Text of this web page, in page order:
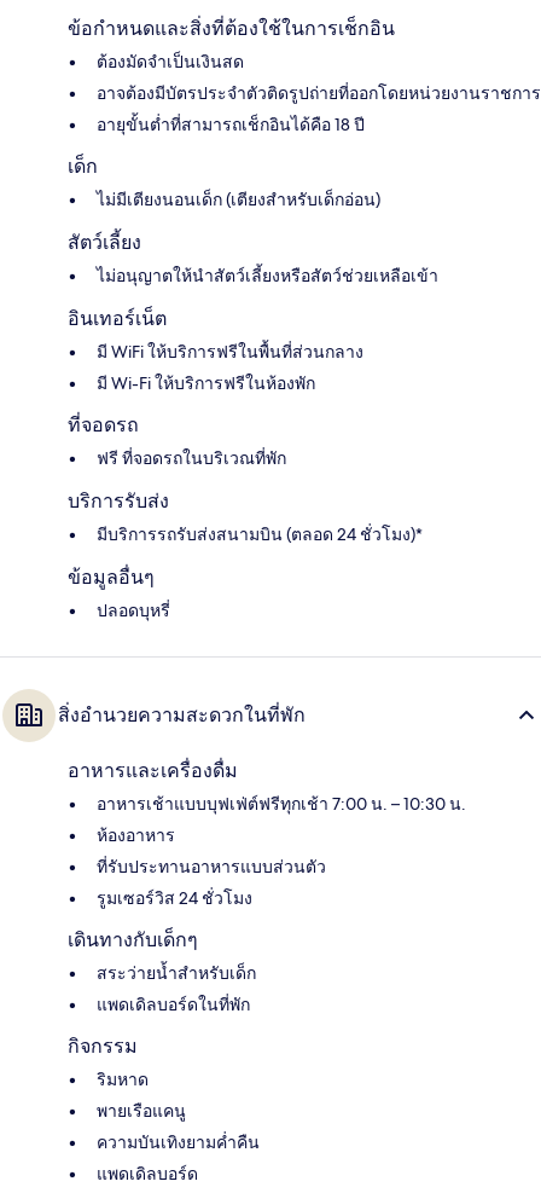
ข้อกำหนดและสิ่งที่ต้องใช้ในการเช็กอิน
ต้องมัดจำเป็นเงินสด
อาจต้องมีบัตรประจำตัวติดรูปถ่ายที่ออกโดยหน่วยงานราชการ
อายุขั้นต่ำที่สามารถเช็กอินได้คือ 18 ปี
เด็ก
ไม่มีเตียงนอนเด็ก (เตียงสำหรับเด็กอ่อน)
สัตว์เลี้ยง
ไม่อนุญาตให้นำสัตว์เลี้ยงหรือสัตว์ช่วยเหลือเข้า
อินเทอร์เน็ต
มี WiFi ให้บริการฟรีในพื้นที่ส่วนกลาง
มี Wi-Fi ให้บริการฟรีในห้องพัก
ที่จอดรถ
ฟรี ที่จอดรถในบริเวณที่พัก
บริการรับส่ง
มีบริการรถรับส่งสนามบิน (ตลอด 24 ชั่วโมง)*
ข้อมูลอื่นๆ
ปลอดบุหรี่
สิ่งอำนวยความสะดวกในที่พัก
อาหารและเครื่องดื่ม
อาหารเช้าแบบบุฟเฟ่ต์ฟรีทุกเช้า 7:00 น. – 10:30 น.
ห้องอาหาร
ที่รับประทานอาหารแบบส่วนตัว
รูมเซอร์วิส 24 ชั่วโมง
เดินทางกับเด็กๆ
สระว่ายน้ำสำหรับเด็ก
แพดเดิลบอร์ดในที่พัก
กิจกรรม
ริมหาด
พายเรือแคนู
ความบันเทิงยามค่ำคืน
แพดเดิลบอร์ด